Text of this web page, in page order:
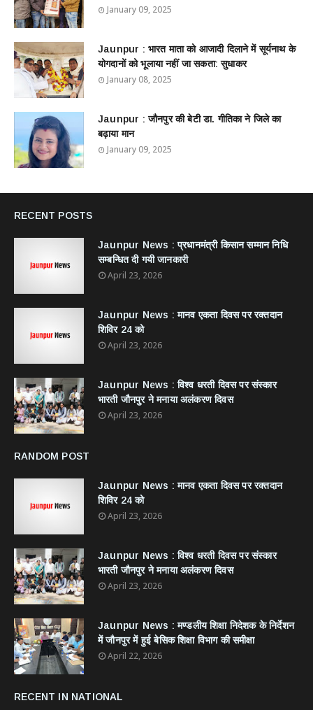
January 09, 2025
Jaunpur : ​भारत माता को आजादी दिलाने में सूर्यनाथ के
योगदानों को भूलाया नहीं जा सकता: सुधाकर
January 08, 2025
Jaunpur : ​जौनपुर की बेटी डा. गीतिका ने जिले का
बढ़ाया मान
January 09, 2025
RECENT POSTS
Jaunpur News : ​प्रधानमंत्री किसान सम्मान निधि
सम्बन्धित दी गयी जानकारी
April 23, 2026
Jaunpur News : ​मानव एकता दिवस पर रक्तदान
शिविर 24 को
April 23, 2026
Jaunpur News : विश्व धरती दिवस पर संस्कार
भारती जौनपुर ने मनाया अलंकरण दिवस
April 23, 2026
RANDOM POST
Jaunpur News : ​मानव एकता दिवस पर रक्तदान
शिविर 24 को
April 23, 2026
Jaunpur News : विश्व धरती दिवस पर संस्कार
भारती जौनपुर ने मनाया अलंकरण दिवस
April 23, 2026
Jaunpur News : ​मण्डलीय शिक्षा निदेशक के निर्देशन
में जौनपुर में हुई बेसिक शिक्षा विभाग की समीक्षा
April 22, 2026
RECENT IN NATIONAL